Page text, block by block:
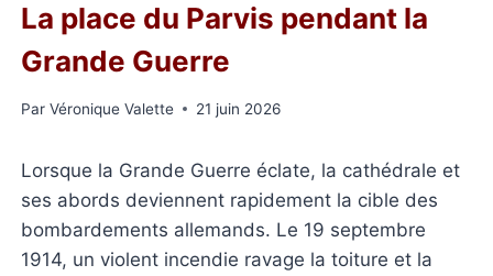
La place du Parvis pendant la
Grande Guerre
Par Véronique Valette 21 juin 2026
Lorsque la Grande Guerre éclate, la cathédrale et
ses abords deviennent rapidement la cible des
bombardements allemands. Le 19 septembre
1914, un violent incendie ravage la toiture et la